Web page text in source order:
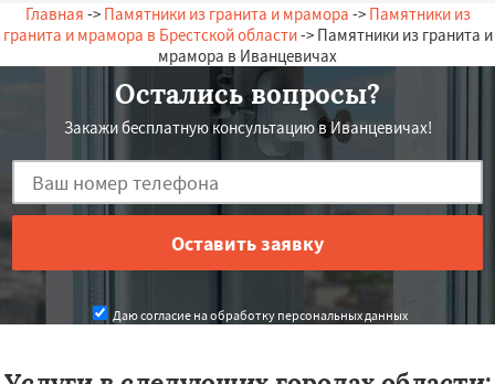
Главная -> Памятники из гранита и мрамора -> Памятники из
гранита и мрамора в Брестской области-> Памятники из гранита и
мрамора в Иванцевичах
Остались вопросы?
Закажи бесплатную консультацию в Иванцевичах!
Даю согласие на обработку персональных данных